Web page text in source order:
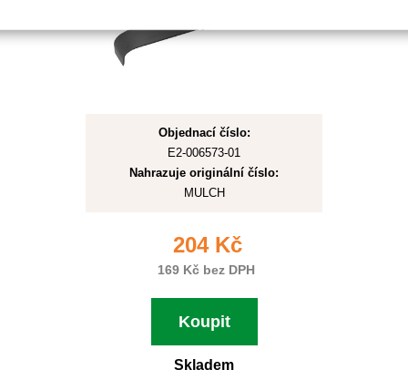
Objednací číslo:
E2-006573-01
Nahrazuje originální číslo:
MULCH
204 Kč
169 Kč bez DPH
Koupit
Skladem